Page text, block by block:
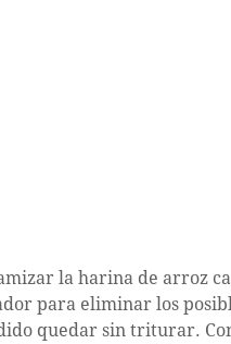
la harina de arroz
para eliminar los
quedar sin triturar.